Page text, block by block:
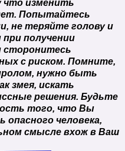
что изменить
Попытайтесь
не теряйте голову и
получении
сторонитесь
с риском. Помните,
нужно быть
змея, искать
решения. Будьте
того, что Вы
опасного человека,
смысле вхож в Ваш